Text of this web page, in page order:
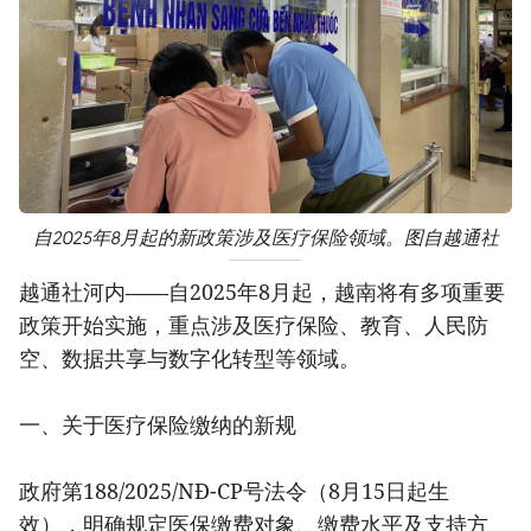
自2025年8月起的新政策涉及医疗保险领域。图自越通社
越通社河内——自2025年8月起，越南将有多项重要
政策开始实施，重点涉及医疗保险、教育、人民防
空、数据共享与数字化转型等领域。
一、关于医疗保险缴纳的新规
政府第188/2025/NĐ-CP号法令（8月15日起生
效），明确规定医保缴费对象、缴费水平及支持方